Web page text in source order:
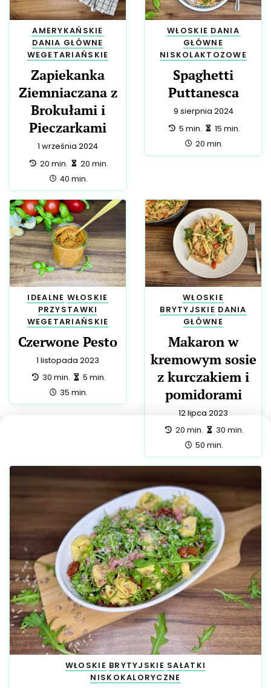
AMERYKAŃSKIE
DANIA GŁÓWNE
WEGETARIAŃSKIE
Zapiekanka
Ziemniaczana z
Brokułami i
Pieczarkami
1 września 2024
przygotowanie:
20 min. zrobienie:
20 min.
całość:
40 min.
WŁOSKIE DANIA
GŁÓWNE
NISKOLAKTOZOWE
Spaghetti
Puttanesca
9 sierpnia 2024
przygotowanie:
5 min. zrobienie:
15 min.
całość:
20 min.
IDEALNE WŁOSKIE
PRZYSTAWKI
WEGETARIAŃSKIE
Czerwone Pesto
1 listopada 2023
przygotowanie:
30 min. zrobienie:
5 min.
całość:
35 min.
WŁOSKIE
BRYTYJSKIE DANIA
GŁÓWNE
Makaron w
kremowym sosie
z kurczakiem i
pomidorami
12 lipca 2023
przygotowanie:
20 min. zrobienie:
30 min.
całość:
50 min.
WŁOSKIE BRYTYJSKIE SAŁATKI
NISKOKALORYCZNE